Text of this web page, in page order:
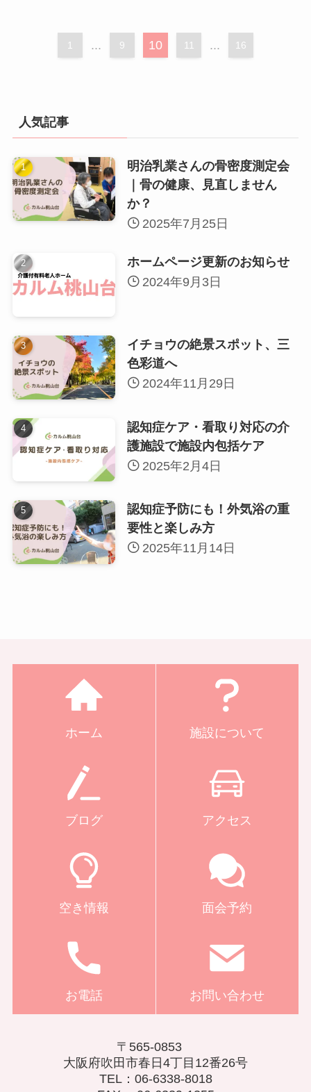
1 ... 9 10 11 ... 16
人気記事
明治乳業さんの骨密度測定会
｜骨の健康、見直しません
か？
2025年7月25日
ホームページ更新のお知らせ
2024年9月3日
イチョウの絶景スポット、三
色彩道へ
2024年11月29日
認知症ケア・看取り対応の介
護施設で施設内包括ケア
2025年2月4日
認知症予防にも！外気浴の重
要性と楽しみ方
2025年11月14日
ホーム 施設について
ブログ アクセス
空き情報 面会予約
お電話 お問い合わせ
〒565-0853
大阪府吹田市春日4丁目12番26号
TEL：06-6338-8018